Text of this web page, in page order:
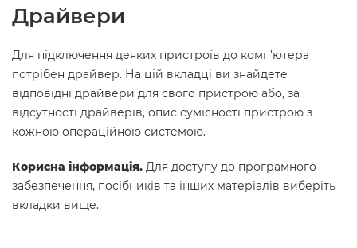
Драйвери
Для підключення деяких пристроїв до комп’ютера
потрібен драйвер. На цій вкладці ви знайдете
відповідні драйвери для свого пристрою або, за
відсутності драйверів, опис сумісності пристрою з
кожною операційною системою.
Корисна інформація. Для доступу до програмного
забезпечення, посібників та інших матеріалів виберіть
вкладки вище.